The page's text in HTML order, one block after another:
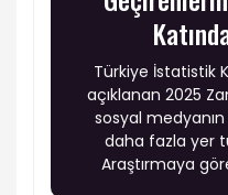
Türkiye İstatistik
açıklanan 2025
sosyal
daha fazla yer
Araştırmaya